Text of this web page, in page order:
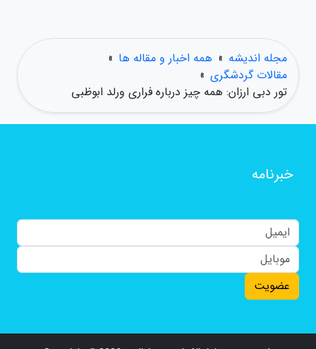
مجله اندیشه » همه اخبار و مقاله ها »
مقالات گردشگری »
تور دبی ارزان: همه چیز درباره فراری ورلد ابوظبی
خبرنامه
عضویت